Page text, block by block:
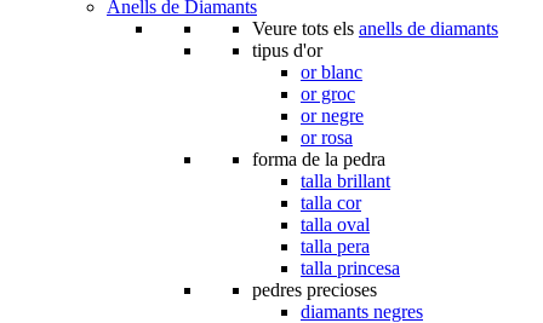
Anells de Diamants
Veure tots els anells de diamants
tipus d'or
or blanc
or groc
or negre
or rosa
forma de la pedra
talla brillant
talla cor
talla oval
talla pera
talla princesa
pedres precioses
diamants negres